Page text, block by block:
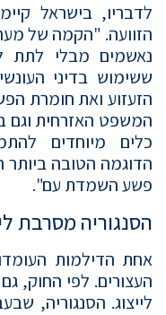
לדבריו, בישראל
הזוועה. "הקמה של
נאשמים מבלי לתת
ששימוש בדיני
הזעזוע ואת חומרת
המשפט האזרחית
כלים מיוחדים
הדוגמה הטובה
פשע השמדת עם".
הסנגוריה מסרבת
אחת הדילמות
העצורים. לפי החוק,
לייצוג. הסנגוריה,